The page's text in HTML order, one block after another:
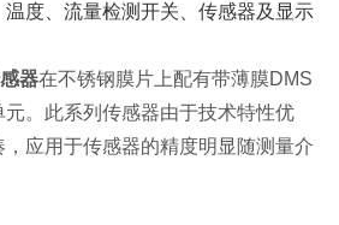
度、流量检测开关、传感器及显示
器在不锈钢膜片上配有带薄膜DMS
。此系列传感器由于技术特性优
应用于传感器的精度明显随测量介